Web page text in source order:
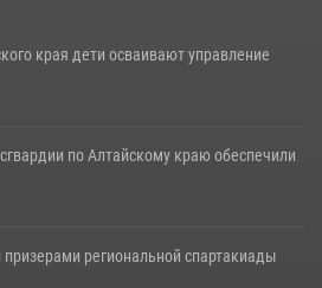
края дети осваивают управление
по Алтайскому краю обеспечили
региональной спартакиады